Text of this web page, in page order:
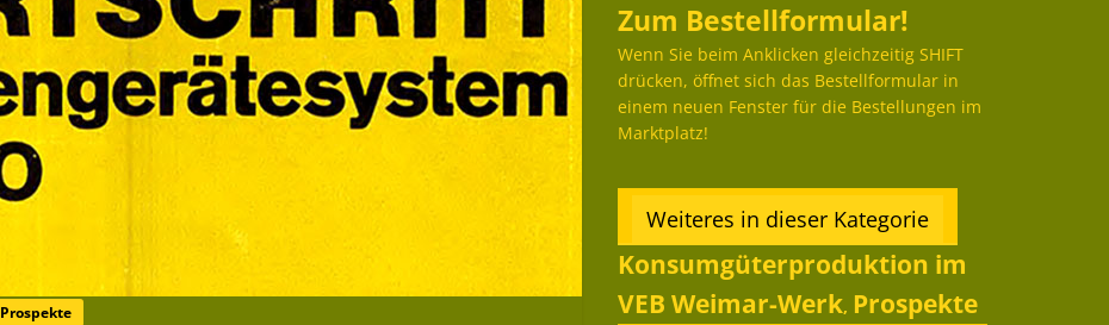
Prospekte
Zum Bestellformular!
Wenn Sie beim Anklicken gleichzeitig SHIFT
drücken, öffnet sich das Bestellformular in
einem neuen Fenster für die Bestellungen im
Marktplatz!
Weiteres in dieser Kategorie
Konsumgüterproduktion im
VEB Weimar-Werk, Prospekte